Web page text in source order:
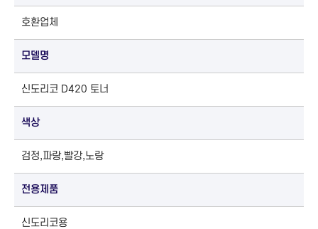
호환업체
모델명
신도리코 D420 토너
색상
검정,파랑,빨강,노랑
전용제품
신도리코용